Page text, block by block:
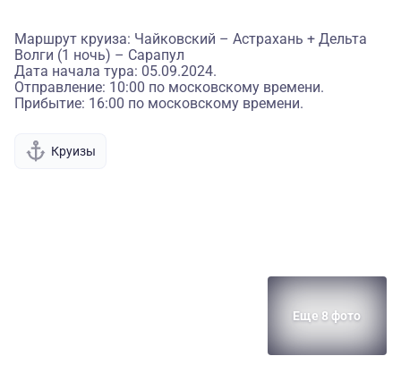
Маршрут круиза: Чайковский – Астрахань + Дельта
Волги (1 ночь) – Сарапул
Дата начала тура: 05.09.2024.
Отправление: 10:00 по московскому времени.
Прибытие: 16:00 по московскому времени.
Круизы
Еще 8 фото